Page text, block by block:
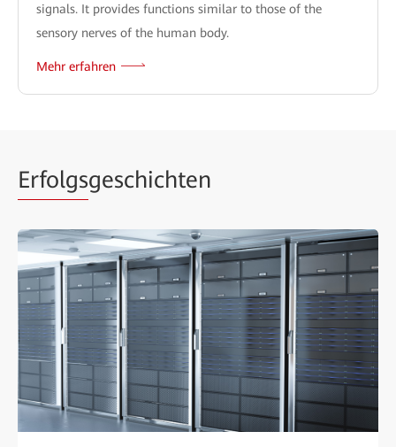
signals. It provides functions similar to those of the
sensory nerves of the human body.
Mehr erfahren
Erfolgsgeschichten